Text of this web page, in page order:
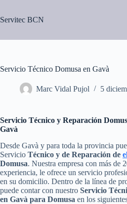
contenido
Servitec BCN
Servicio Técnico Domusa en Gavà
Marc Vidal Pujol 5
Servicio Técnico y Reparación
Gavà
Desde Gavà y para toda la provincia
Servicio Técnico y de Reparación de
Domusa. Nuestra empresa con más de
experiencia, le ofrece un servicio
en su domicilio. Dentro de la línea de
puede contar con nuestro Servicio
en Gavà para Domusa en los